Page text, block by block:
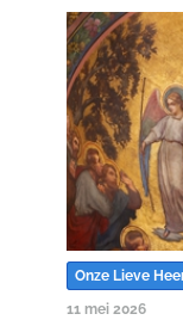
Onze Lieve
11 mei 2026